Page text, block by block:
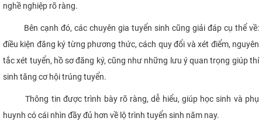
nghề nghiệp rõ ràng.
Bên cạnh đó, các chuyên gia tuyển sinh cũng giải đáp cụ thể về:
điều kiện đăng ký từng phương thức, cách quy đổi và xét điểm, nguyên
tắc xét tuyển, hồ sơ đăng ký, cũng như những lưu ý quan trọng giúp thí
sinh tăng cơ hội trúng tuyển.
Thông tin được trình bày rõ ràng, dễ hiểu, giúp học sinh và phụ
huynh có cái nhìn đầy đủ hơn về lộ trình tuyển sinh năm nay.